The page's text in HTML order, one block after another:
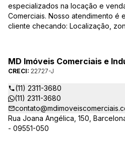
especializados na locação e
Comerciais. Nosso atendimento é
cliente checando: Localização,
atender de verdade a sua
MD Imóveis Comerciais e
CRECI: 22727-J
(11) 2311-3680
(11) 2311-3680
Rua Joana Angélica, 150,
- 09551-050